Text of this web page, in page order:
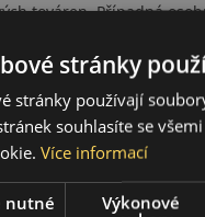
továren. Případná
stránky
stránky používají
souhlasíte se
Více informací
nutné
Výkonové